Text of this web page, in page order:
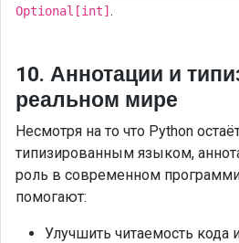
Optional[int].
10. Аннотации и
реальном мире
Несмотря на то что Python
типизированным языком,
роль в современном
помогают:
Улучшить читаемость кода